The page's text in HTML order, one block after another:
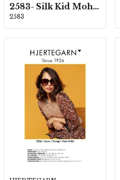
2583- Silk Kid Mohair
2583